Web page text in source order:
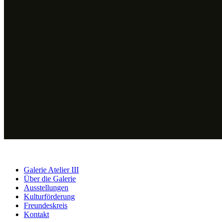
Galerie Atelier III
Über die Galerie
Ausstellungen
Kulturförderung
Freundeskreis
Kontakt